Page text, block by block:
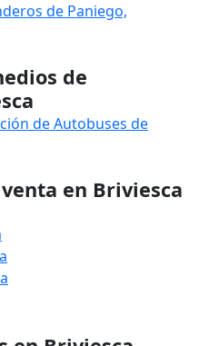
de Paniego,
de
de Autobuses de
en Briviesca